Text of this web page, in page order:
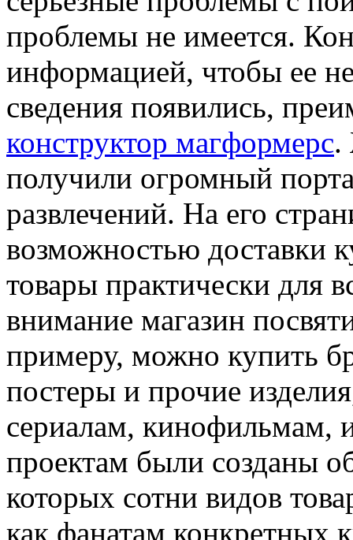
проблемы не имеется.
информацией, чтобы ее
сведения появились,
конструктор магформерс.
получили огромный
развлечений. На его
возможностью доставки
товары практически для
внимание магазин
примеру, можно купить
постеры и прочие
сериалам, кинофильмам,
проектам были созданы
которых сотни видов
как фанатам конкретных